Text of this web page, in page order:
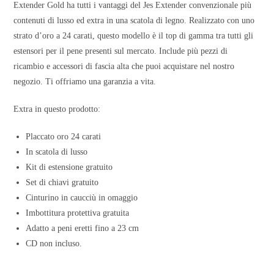
Extender Gold ha tutti i vantaggi del Jes Extender convenzionale più
contenuti di lusso ed extra in una scatola di legno. Realizzato con uno
strato d’oro a 24 carati, questo modello è il top di gamma tra tutti gli
estensori per il pene presenti sul mercato. Include più pezzi di
ricambio e accessori di fascia alta che puoi acquistare nel nostro
negozio. Ti offriamo una garanzia a vita.
Extra in questo prodotto:
Placcato oro 24 carati
In scatola di lusso
Kit di estensione gratuito
Set di chiavi gratuito
Cinturino in caucciù in omaggio
Imbottitura protettiva gratuita
Adatto a peni eretti fino a 23 cm
CD non incluso.